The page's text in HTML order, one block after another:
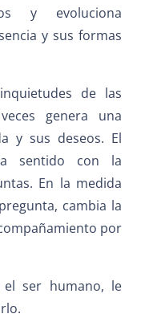
y evoluciona
y sus formas
de las
genera una
y sus deseos. El
sentido con la
En la medida
cambia la
por
el ser humano, le